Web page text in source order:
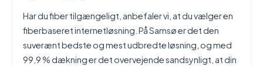
Har du fiber tilgængeligt, anbefaler vi, at du vælger en
fiberbaseret internetløsning. På Samsø er det den
suverænt bedste og mest udbredte løsning, og med
99,9 % dækning er det overvejende sandsynligt, at din